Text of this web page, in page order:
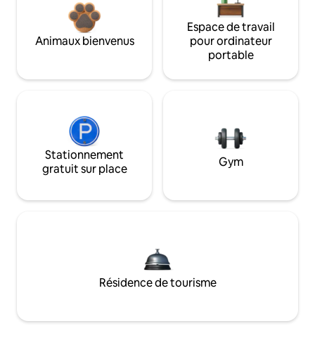
Animaux bienvenus
Espace de travail
pour ordinateur
portable
Stationnement
gratuit sur place
Gym
Résidence de tourisme